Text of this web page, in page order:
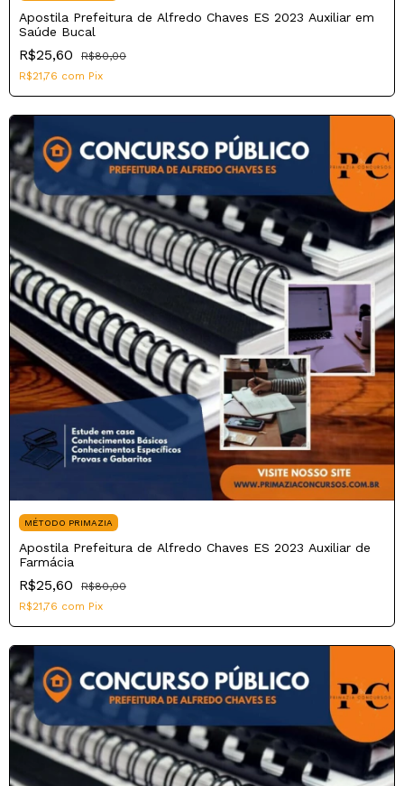
Apostila Prefeitura de Alfredo Chaves ES 2023 Auxiliar em
Saúde Bucal
R$25,60
R$80,00
R$21,76 com Pix
MÉTODO PRIMAZIA
Apostila Prefeitura de Alfredo Chaves ES 2023 Auxiliar de
Farmácia
R$25,60
R$80,00
R$21,76 com Pix